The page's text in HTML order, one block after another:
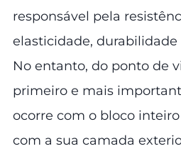
responsável pela
elasticidade,
No entanto, do ponto de
primeiro e mais
ocorre com o bloco
com a sua camada